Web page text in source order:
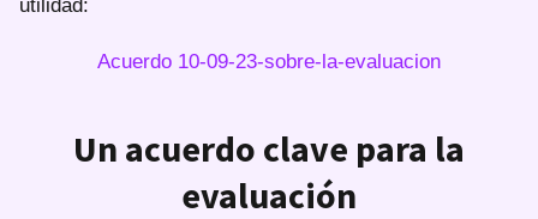
utilidad:
Acuerdo 10-09-23-sobre-la-evaluacion
Un acuerdo clave para la
evaluación